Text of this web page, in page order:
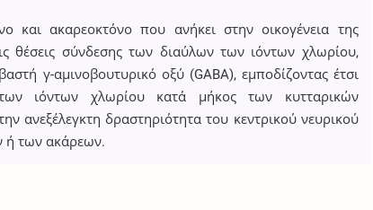
και ακαρεοκτόνο που ανήκει στην οικογένεια της
θέσεις σύνδεσης των διαύλων των ιόντων χλωρίου,
γ-αμινοβουτυρικό οξύ (GABA), εμποδίζοντας έτσι
ιόντων χλωρίου κατά μήκος των κυτταρικών
ανεξέλεγκτη δραστηριότητα του κεντρικού νευρικού
ή των ακάρεων.